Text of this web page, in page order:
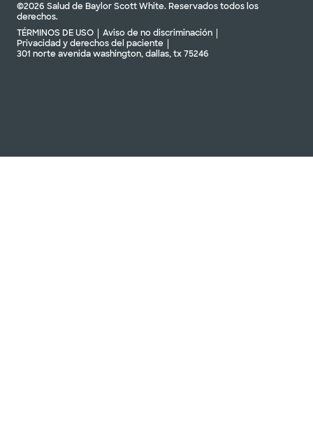
©2026 Salud de Baylor Scott White. Reservados todos los
derechos.
TÉRMINOS DE USO
Aviso de no discriminación
Privacidad y derechos del paciente
301 norte avenida washington, dallas, tx 75246